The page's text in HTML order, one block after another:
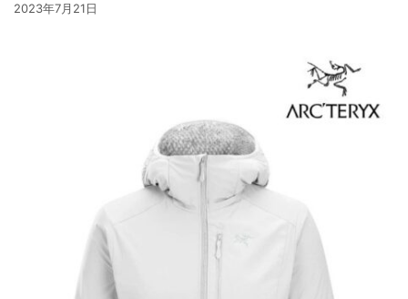
2023年7月21日